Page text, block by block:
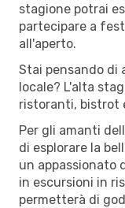
stagione potrai
partecipare a
all'aperto.
Stai pensando di
locale? L'alta
ristoranti, bistrot
Per gli amanti
di esplorare la
un appassionato
in escursioni in
permetterà di